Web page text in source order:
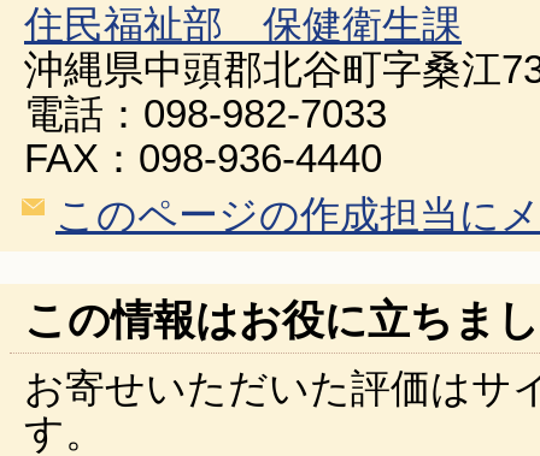
住民福祉部 保健衛生課
沖縄県中頭郡北谷町字桑江
電話：098-982-7033
FAX：098-936-4440
このページの作成担当に
この情報はお役に立ちま
お寄せいただいた評価はサ
す。